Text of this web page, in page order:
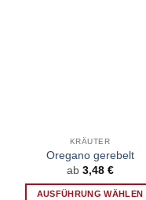
KRÄUTER
Oregano gerebelt
ab 3,48 €
AUSFÜHRUNG WÄHLEN